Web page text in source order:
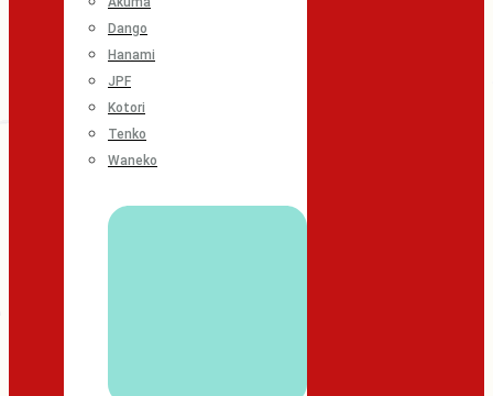
Dango
Hanami
JPF
Kotori
Tenko
Waneko